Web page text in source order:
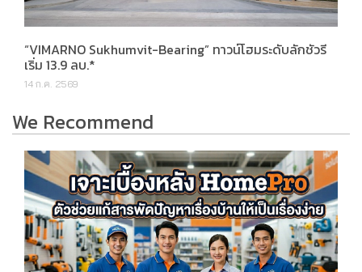
“VIMARNO Sukhumvit-Bearing” ทาวน์โฮมระดับลักชัวรี
เริ่ม 13.9 ลบ.*
14 ก.ค. 2569
We Recommend